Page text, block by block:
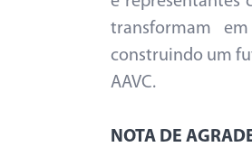
transformam
construindo um
AAVC.
NOTA DE